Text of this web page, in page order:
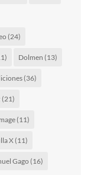
(24)
Dolmen (13)
(36)
(21)
(11)
X(11)
Gago(16)